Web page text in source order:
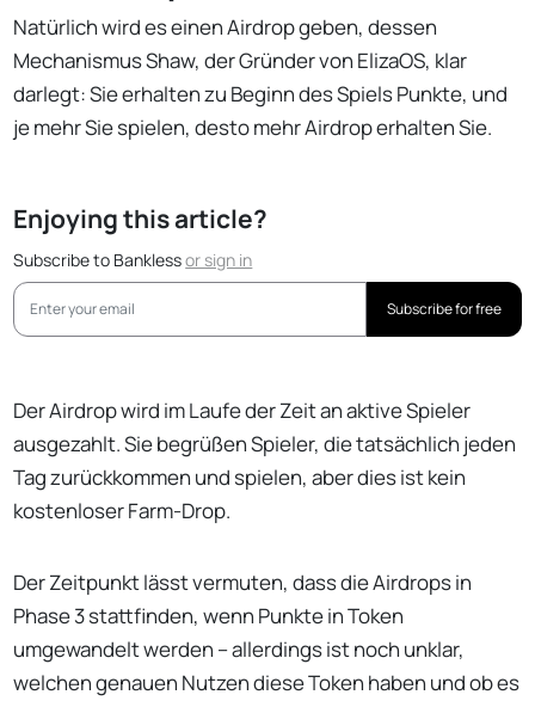
Natürlich wird es einen Airdrop geben, dessen
Mechanismus Shaw, der Gründer von ElizaOS, klar
darlegt: Sie erhalten zu Beginn des Spiels Punkte, und
je mehr Sie spielen, desto mehr Airdrop erhalten Sie.
Enjoying this article?
Subscribe to Banklessorsign in
Subscribe for free
Der Airdrop wird im Laufe der Zeit an aktive Spieler
ausgezahlt. Sie begrüßen Spieler, die tatsächlich jeden
Tag zurückkommen und spielen, aber dies ist kein
kostenloser Farm-Drop.
Der Zeitpunkt lässt vermuten, dass die Airdrops in
Phase 3 stattfinden, wenn Punkte in Token
umgewandelt werden – allerdings ist noch unklar,
welchen genauen Nutzen diese Token haben und ob es